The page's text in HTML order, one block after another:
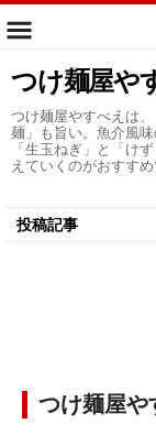
つけ麺屋や
つけ麺屋やすべえは
麺」も旨い。魚介風
「生玉ねぎ」と「け
えていくのがおすすめ
投稿記事
つけ麺屋や